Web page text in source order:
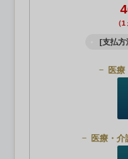
（
[支払方
医
医療・